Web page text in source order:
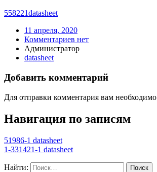
558221datasheet
11 апреля, 2020
Комментариев нет
Администратор
datasheet
Добавить комментарий
Для отправки комментария вам необходимо
Навигация по записям
51986-1 datasheet
1-331421-1 datasheet
Найти: